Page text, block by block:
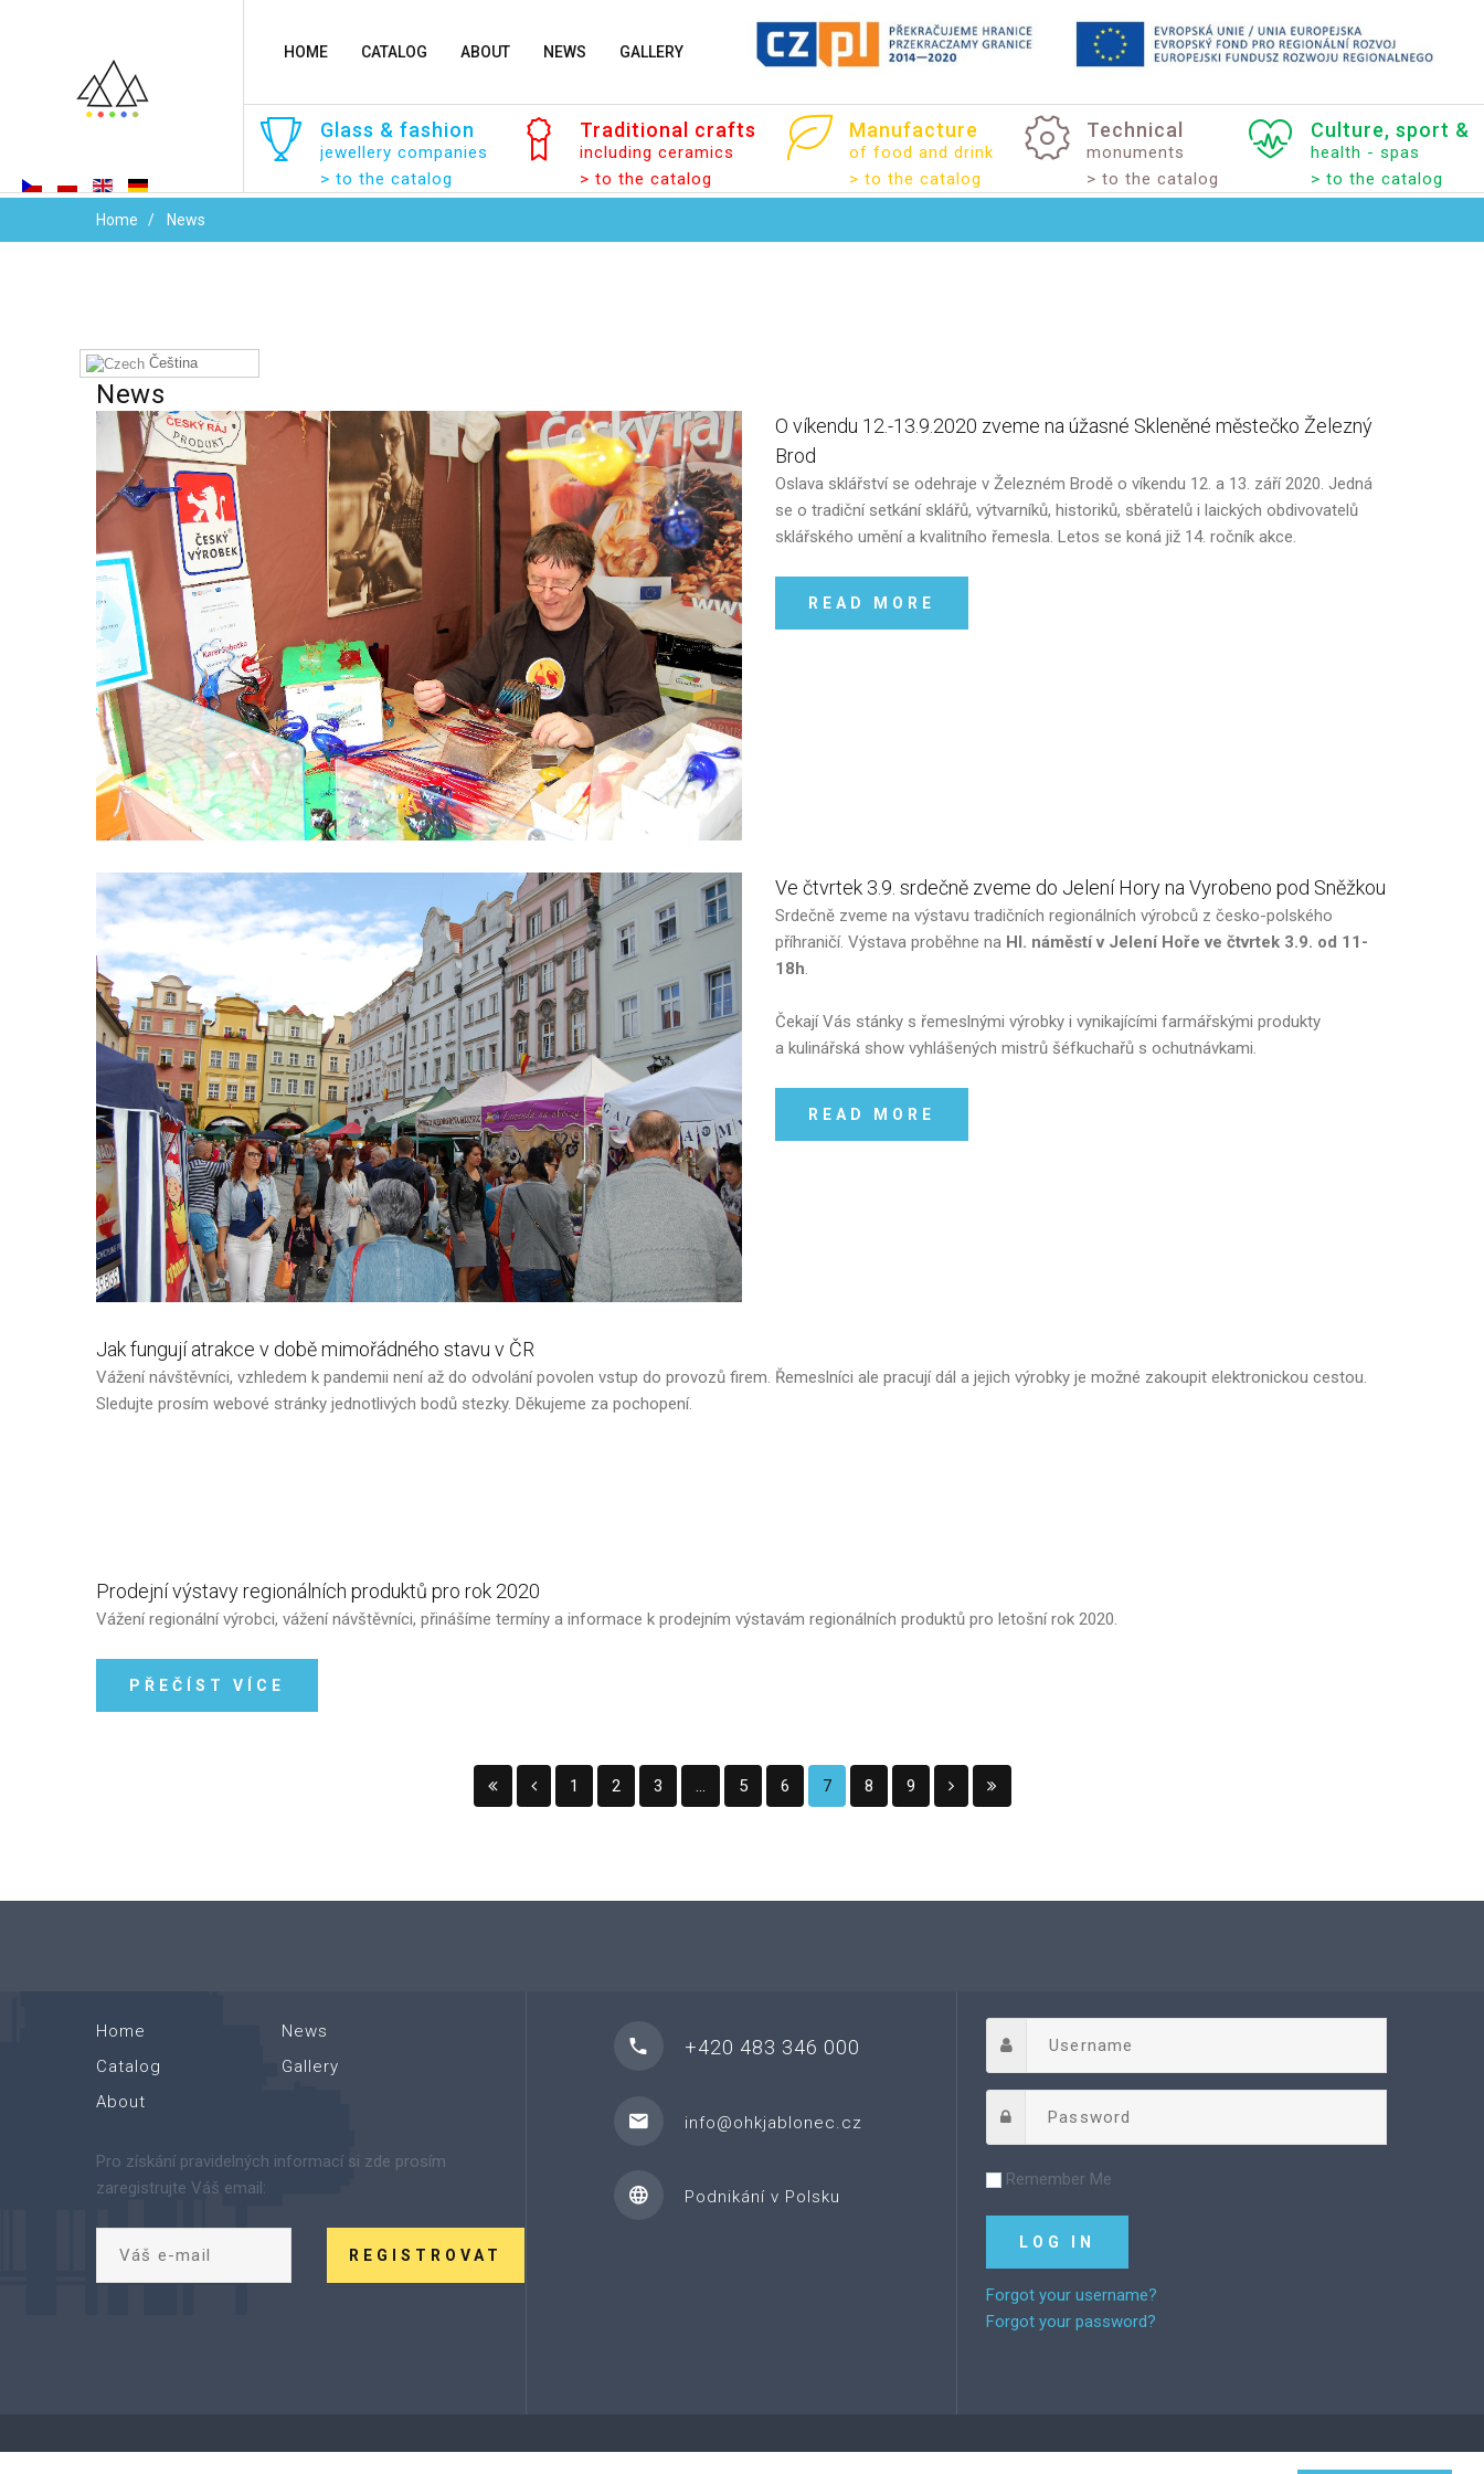
HOME CATALOG ABOUT NEWS GALLERY
Glass & fashion
jewellery companies
> to the catalog
Traditional crafts
including ceramics
> to the catalog
Manufacture
of food and drink
> to the catalog
Technical
monuments
> to the catalog
Culture, sport &
health - spas
> to the catalog
Home News
Čeština‎
News
O víkendu 12.-13.9.2020 zveme na úžasné Skleněné městečko Železný
Brod
Oslava sklářství se odehraje v Železném Brodě o víkendu 12. a 13. září 2020. Jedná
se o tradiční setkání sklářů, výtvarníků, historiků, sběratelů i laických obdivovatelů
sklářského umění a kvalitního řemesla. Letos se koná již 14. ročník akce.
READ MORE
Ve čtvrtek 3.9. srdečně zveme do Jelení Horyna Vyrobeno pod Sněžkou
Srdečně zveme na výstavu tradičních regionálních výrobců z česko-polského
příhraničí. Výstava proběhne na Hl. náměstí v Jelení Hoře ve čtvrtek 3.9. od 11-
18h.
Čekají Vás stánky s řemeslnými výrobky i vynikajícími farmářskými produkty
a kulinářská show vyhlášených mistrů šéfkuchařů s ochutnávkami.
READ MORE
Jakfungují atrakce v doběmimořádného stavu v ČR
Vážení návštěvníci, vzhledem k pandemii není až do odvolání povolen vstup do provozů firem. Řemeslníci ale pracují dál a jejich výrobky je možné zakoupit elektronickou cestou.
Sledujte prosím webové stránky jednotlivých bodů stezky. Děkujeme za pochopení.
Prodejnívýstavyregionálních produktů pro rok 2020
Vážení regionální výrobci, vážení návštěvníci, přinášíme termíny a informace k prodejním výstavám regionálních produktů pro letošní rok 2020.
PŘEČÍST VÍCE
1 2 3 ... 5 6 7 8 9
Home
Catalog
About
News
Gallery
Pro získání pravidelných informací si zde prosím
zaregistrujte Váš email:
REGISTROVAT
+420 483 346 000
info@ohkjablonec.cz
Podnikání v Polsku
Remember Me
Forgot your username?
Forgot your password?